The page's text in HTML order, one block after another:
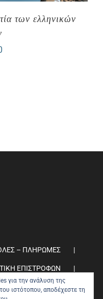
των ελληνικών
– ΠΛΗΡΩΜΕΣ
ΕΠΙΣΤΡΟΦΩΝ
0
για την ανάλυση της
ιστότοπου, αποδέχεστε τη